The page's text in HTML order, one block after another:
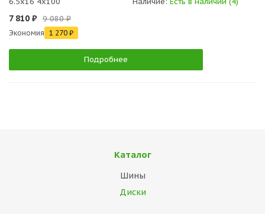
7 810 ₽ 9 080 ₽
Экономия 1 270 ₽
Подробнее
Каталог
Шины
Диски